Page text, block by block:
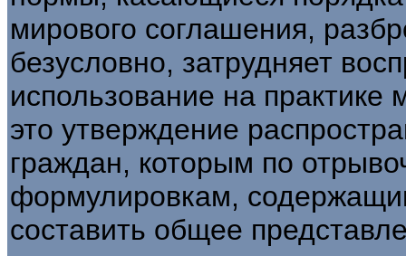
мирового соглашения,
безусловно, затрудняет
использование на
это утверждение
граждан, которым по
формулировкам,
составить общее